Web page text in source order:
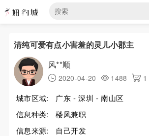
清纯可爱有点小害羞的灵儿小郡主
风**顺
2020-04-20 1488 1
城市区域:
广东 - 深圳 - 南山区
信息种类:
楼凤兼职
信息来源:
自己开发